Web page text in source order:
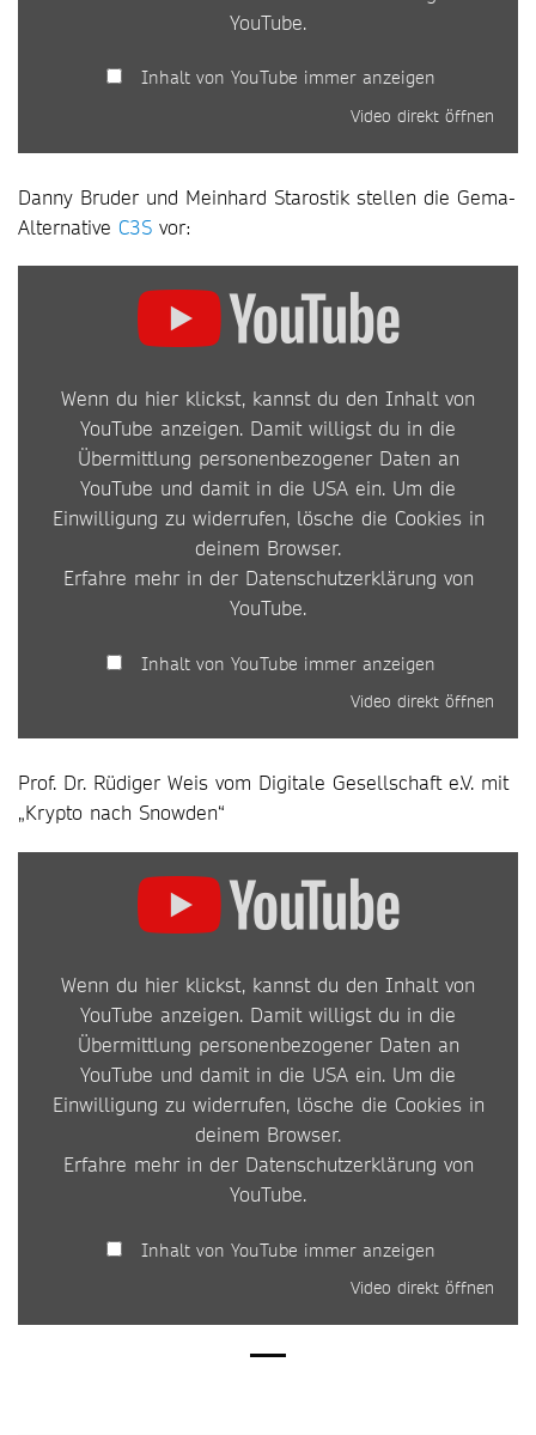
YouTube.
Inhalt von YouTube immer anzeigen
Video direkt öffnen
Danny Bruder und Meinhard Starostik stellen die Gema-
Alternative C3S vor:
ANZEIGEN
Wenn du hier klickst, kannst du den Inhalt von
YouTube anzeigen. Damit willigst du in die
Übermittlung personenbezogener Daten an
YouTube und damit in die USA ein. Um die
Einwilligung zu widerrufen, lösche die Cookies in
deinem Browser.
Erfahre mehr in der Datenschutzerklärung von
YouTube.
Inhalt von YouTube immer anzeigen
Video direkt öffnen
Prof. Dr. Rüdiger Weis vom Digitale Gesellschaft e.V. mit
„Krypto nach Snowden“
ANZEIGEN
Wenn du hier klickst, kannst du den Inhalt von
YouTube anzeigen. Damit willigst du in die
Übermittlung personenbezogener Daten an
YouTube und damit in die USA ein. Um die
Einwilligung zu widerrufen, lösche die Cookies in
deinem Browser.
Erfahre mehr in der Datenschutzerklärung von
YouTube.
Inhalt von YouTube immer anzeigen
Video direkt öffnen